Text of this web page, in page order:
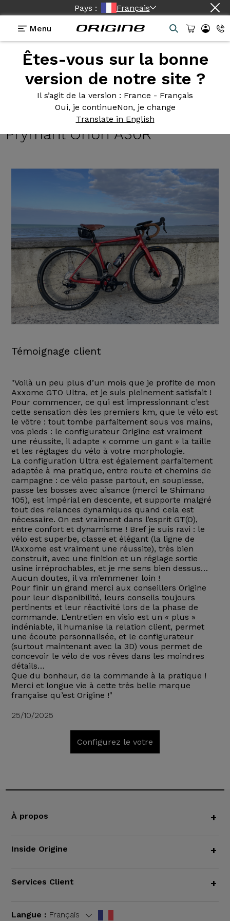
Pays : Français
Menu
Êtes-vous sur la bonne
version de notre site ?
Il s’agit de la version : France - Français
Oui, je continueNon, je change
Translate in English
Témoignages>Axxome lll GTO Ultra - Shimano 105
Axxome lllGTO Ultra -
Shimano 105 R7100 - Roues
Prymahl Orion A30R
Témoignage client
"Voilà un peu plus d’un mois que je profite de mon
Axxome GTO Ultra, et je suis pleinement satisfait !
Pour commencer, ce qui est impressionnant c’est
cette sensation dès les premiers km, que le vélo est
le vôtre : tout tombe parfaitement sous vos mains,
vos pieds : le configurateur Origine est vraiment
une réussite, il adapte « comme un gant » la taille
et les réglages du vélo à votre morphologie.
La configuration Ultra est également parfaitement
adaptée à ma pratique, entre route et chemins de
campagne : ce vélo passe partout, en souplesse,
passe les bosses avec aisance (merci le Shimano
105), est impérial en descente, et supporte malgré
tout des relances dynamiques quand cela est
nécessaire. On est vraiment dans l’esprit GT(O),
entre confort et dynamisme ! Bref je suis ravi : le
vélo est superbe, classe et élégant (la ligne de
l’Axxome est vraiment une réussite), très bien
construit, avec une finition et un réglage sortie
usine irréprochables, et je me sens bien dessus…
Aucun doutes, il va m’emmener loin !
Pour finir un grand merci aux conseillers Origine
pour leur disponibilité, leurs conseils toujours
pertinents et leur réactivité lors de la phase de
commande. L’entretien en visio est un « plus »
indéniable, il humanise la relation client, permet
une écoute personnalisée, et le configurateur
(surtout maintenant avec la 3D) vous permet de
concevoir le vélo de vos rêves dans les moindres
détails…
Que du bonheur, de la commande à la pratique !
Merci et longue vie à cette très belle marque
française qu’est Origine !"
25/10/2025
Configurez le votre
À propos +
Inside Origine +
Services Client +
Langue : Français